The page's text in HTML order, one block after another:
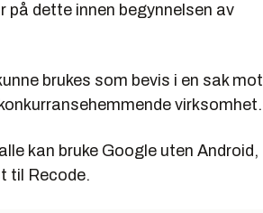
dette innen begynnelsen av
brukes som bevis i en sak mot
virksomhet.
kan bruke Google uten Android,
til Recode.